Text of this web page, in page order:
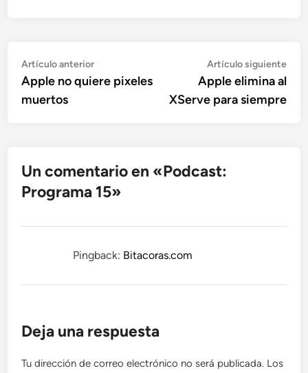
Navegación
de
entradas
Artículo anteriorArtículo
anterior:
Apple no quiere pixeles
muertos
Artículo siguiente
Apple elimina al
XServe para siempre
Un comentario en «Podcast:
Programa 15»
Pingback: Bitacoras.com
Deja una respuesta
Tu dirección de correo electrónico no será publicada. Los